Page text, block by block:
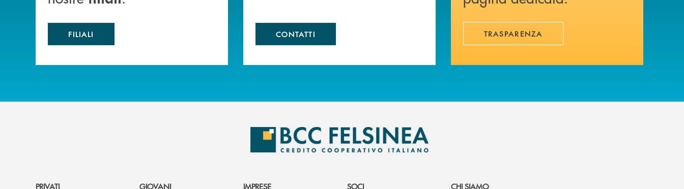
FILIALI CONTATTI TRASPARENZA
PRIVATI
GIOVANI
IMPRESE
SOCI
CHI SIAMO